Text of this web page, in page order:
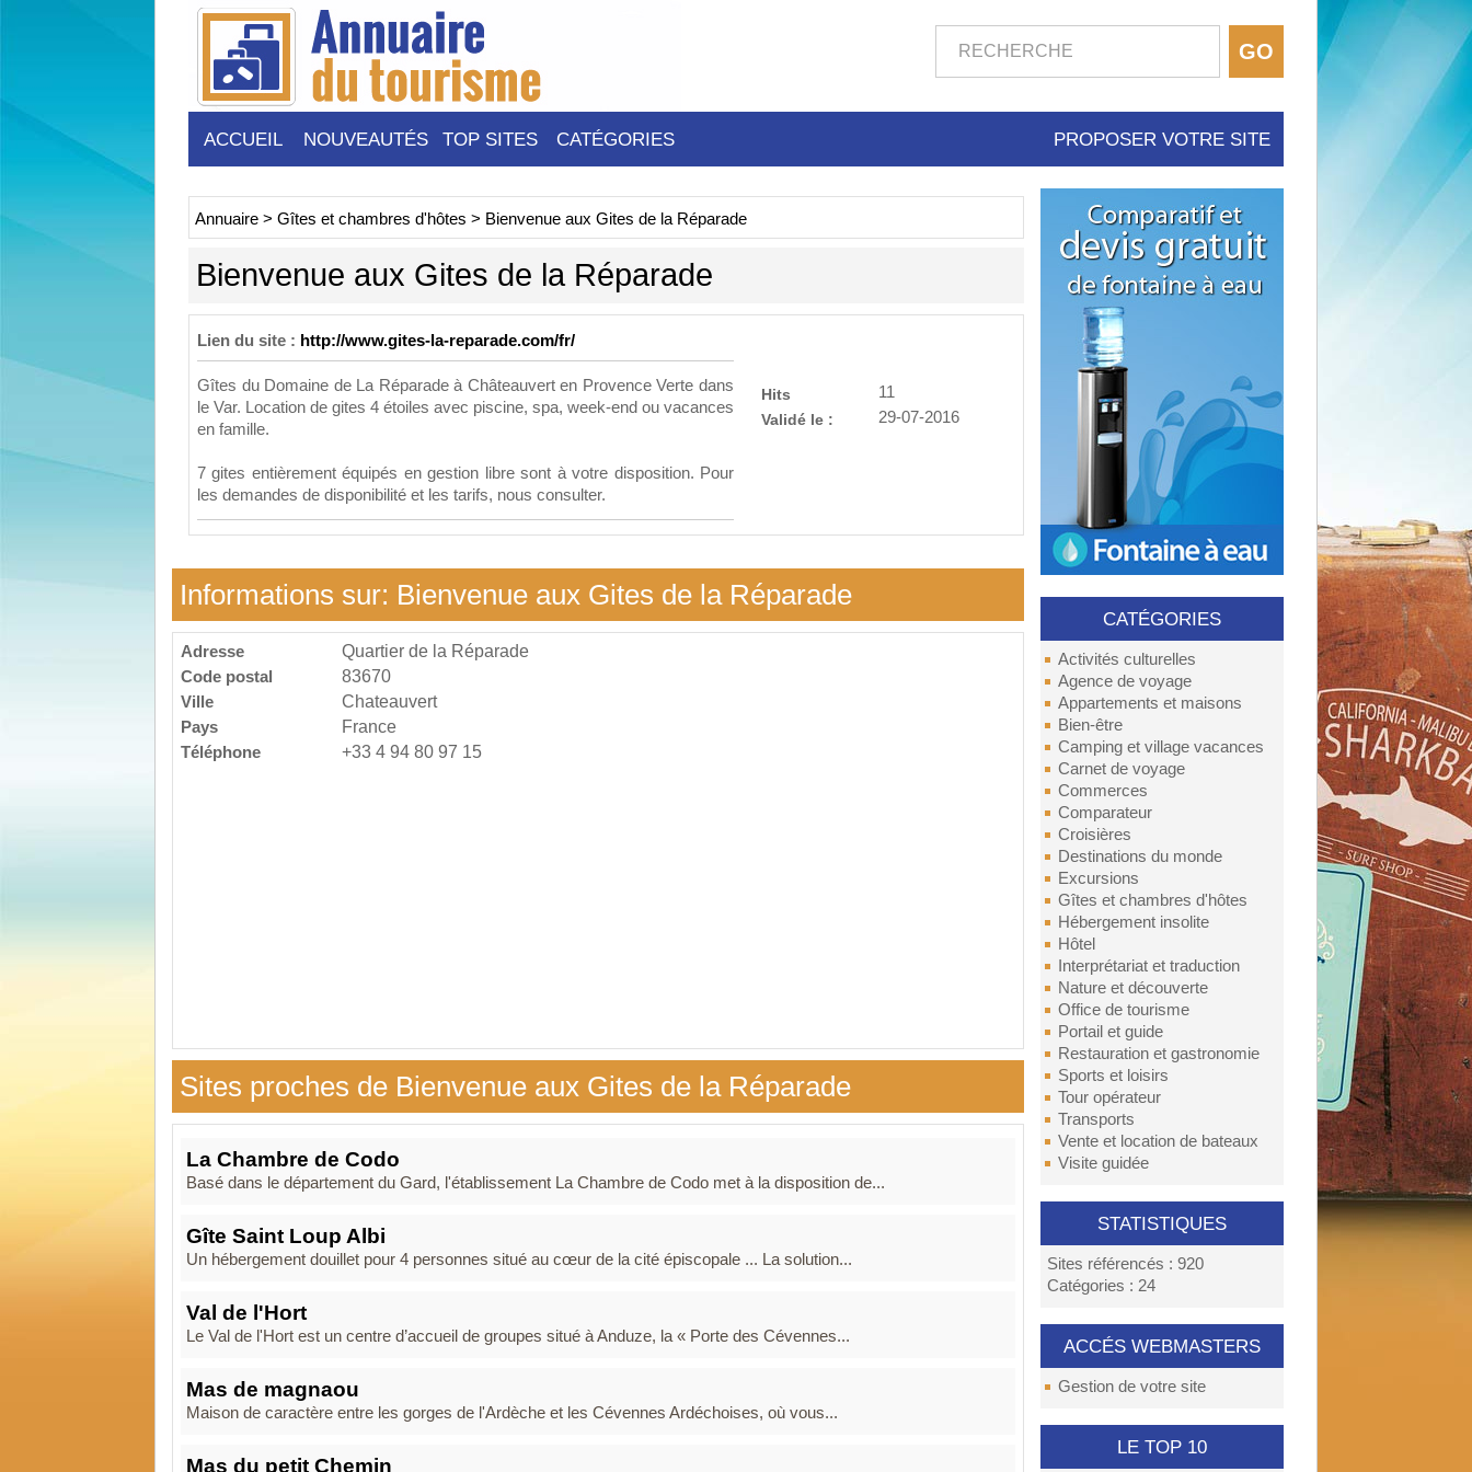
ACCUEIL NOUVEAUTÉS TOP SITES CATÉGORIES PROPOSER VOTRE SITE
CATÉGORIES
Activités culturelles
Agence de voyage
Appartements et maisons
Bien-être
Camping et village vacances
Carnet de voyage
Commerces
Comparateur
Croisières
Destinations du monde
Excursions
Gîtes et chambres d'hôtes
Hébergement insolite
Hôtel
Interprétariat et traduction
Nature et découverte
Office de tourisme
Portail et guide
Restauration et gastronomie
Sports et loisirs
Tour opérateur
Transports
Vente et location de bateaux
Visite guidée
STATISTIQUES
Sites référencés : 920
Catégories : 24
ACCÉS WEBMASTERS
Gestion de votre site
LE TOP 10
Annuaire > Gîtes et chambres d'hôtes > Bienvenue aux Gites de la Réparade
Bienvenue aux Gites de la Réparade
Lien du site : http://www.gites-la-reparade.com/fr/
Gîtes du Domaine de La Réparade à Châteauvert en Provence Verte dans
le Var. Location de gites 4 étoiles avec piscine, spa, week-end ou vacances
en famille.
7 gites entièrement équipés en gestion libre sont à votre disposition. Pour
les demandes de disponibilité et les tarifs, nous consulter.
Hits
11
Validé le :
29-07-2016
Informations sur: Bienvenue aux Gites de la Réparade
Adresse
Quartier de la Réparade
Code postal
83670
Ville
Chateauvert
Pays
France
Téléphone
+33 4 94 80 97 15
Sites proches de Bienvenue aux Gites de la Réparade
La Chambre de Codo
Basé dans le département du Gard, l'établissement La Chambre de Codo met à la disposition de...
Gîte Saint Loup Albi
Un hébergement douillet pour 4 personnes situé au cœur de la cité épiscopale ... La solution...
Val de l'Hort
Le Val de l'Hort est un centre d’accueil de groupes situé à Anduze, la « Porte des Cévennes...
Mas de magnaou
Maison de caractère entre les gorges de l'Ardèche et les Cévennes Ardéchoises, où vous...
Mas du petit Chemin